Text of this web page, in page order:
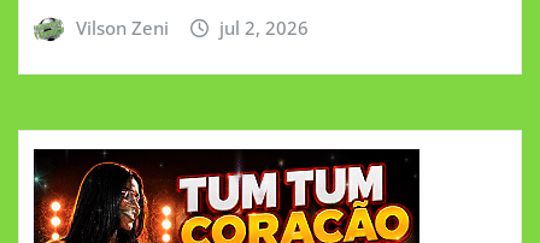
Vilson Zeni jul 2, 2026